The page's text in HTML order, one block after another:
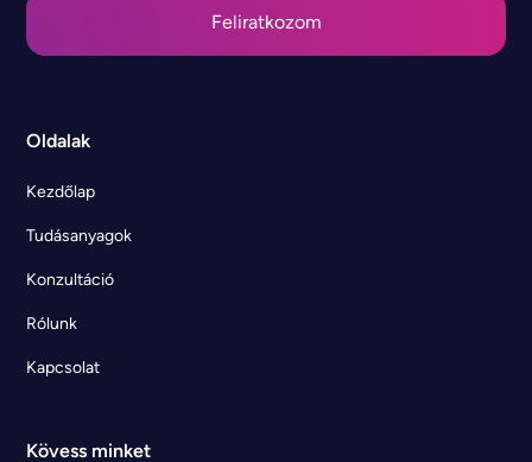
Oldalak
Kezdőlap
Tudásanyagok
Konzultáció
Rólunk
Kapcsolat
Kövess minket